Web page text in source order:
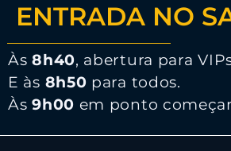
ENTRADA NO
Às8h40, abertura para
E às 8h50 para todos.
Às9h00 em ponto